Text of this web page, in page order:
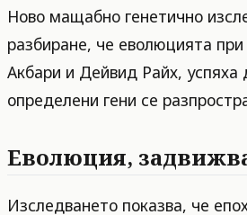
Ново мащабно генетично
разбиране, че еволюцията
Акбари и Дейвид Райх, успяха
определени гени се
Еволюция,
Изследването показва, че